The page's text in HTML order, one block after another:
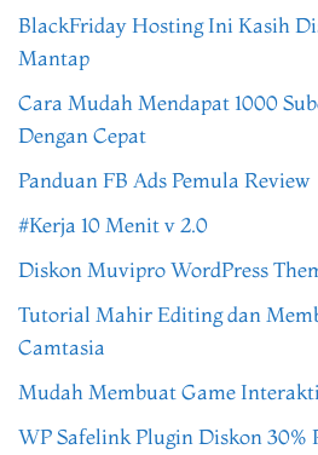
BlackFriday Hosting Ini Kasih
Mantap
Cara Mudah Mendapat 1000
Dengan Cepat
Panduan FB Ads Pemula Review
#Kerja 10 Menit v 2.0
Diskon Muvipro WordPress
Tutorial Mahir Editing dan
Camtasia
Mudah Membuat Game
WP Safelink Plugin Diskon 30%